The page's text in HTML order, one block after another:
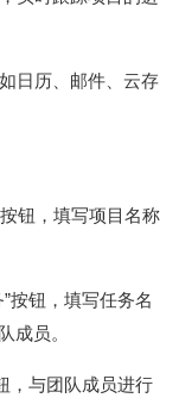
日历、邮件、云存
钮，填写项目名称
按钮，填写任务名
成员。
，与团队成员进行